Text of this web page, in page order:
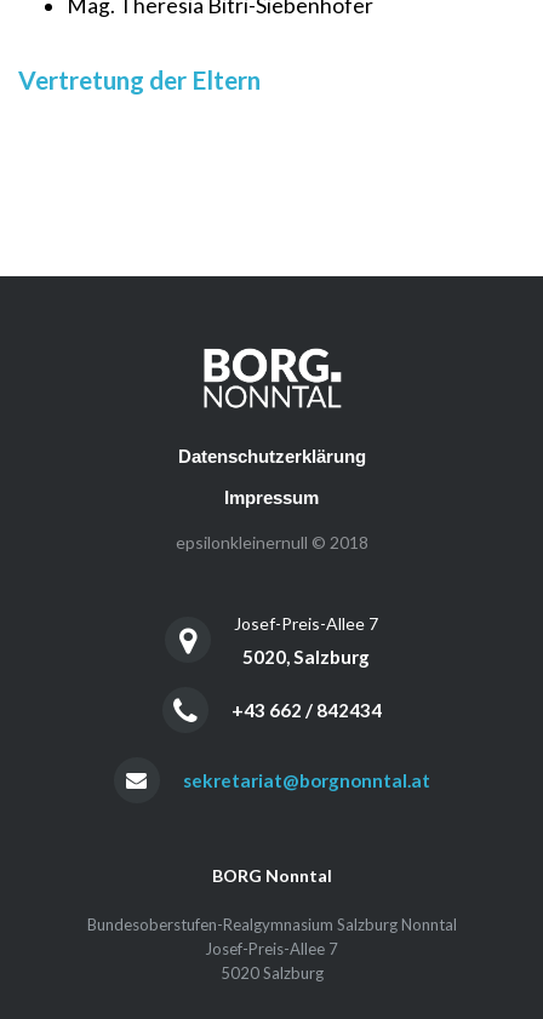
Mag. Theresia Bitri-Siebenhofer
Vertretung der Eltern
Datenschutzerklärung
Impressum
epsilonkleinernull © 2018
Josef-Preis-Allee 7
5020, Salzburg
+43 662 / 842434
sekretariat@borgnonntal.at
BORG Nonntal
Bundesoberstufen-Realgymnasium Salzburg Nonntal
Josef-Preis-Allee 7
5020 Salzburg